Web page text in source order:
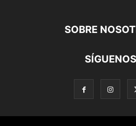
SOBRE
SÍGUENOS